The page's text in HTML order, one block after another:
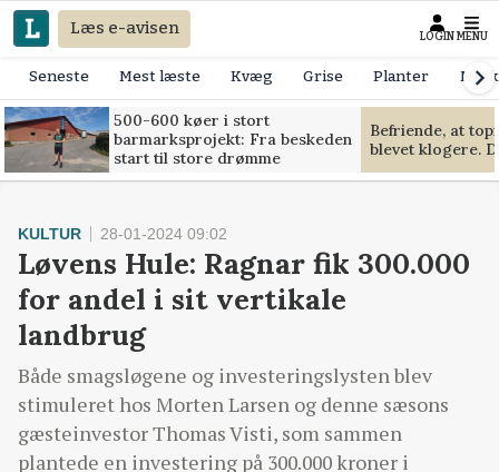
Læs e-avisen LOGIN MENU
Seneste Mest læste Kvæg Grise Planter
500-600 køer i stort
barmarksprojekt: Fra beskeden
start til store drømme
Befriende, at
blevet klogere.
KULTUR 28-01-2024 09:02
Løvens Hule: Ragnar fik 300.000
for andel i sit vertikale
landbrug
Både smagsløgene og investeringslysten blev
stimuleret hos Morten Larsen og denne sæsons
gæsteinvestor Thomas Visti, som sammen
plantede en investering på 300.000 kroner i